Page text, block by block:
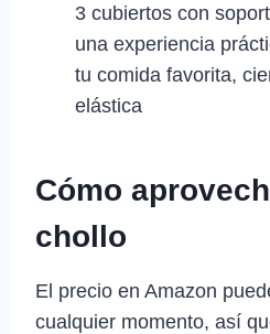
3 cubiertos con
una experiencia
tu comida favorita,
elástica
Cómo
chollo
El precio en Amazon
cualquier momento, así